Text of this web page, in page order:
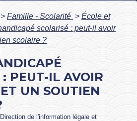
> Famille - Scolarité > École et
scolarisé : peut-il avoir
scolaire ?
: PEUT-IL AVOIR
UN SOUTIEN
de l'information légale et